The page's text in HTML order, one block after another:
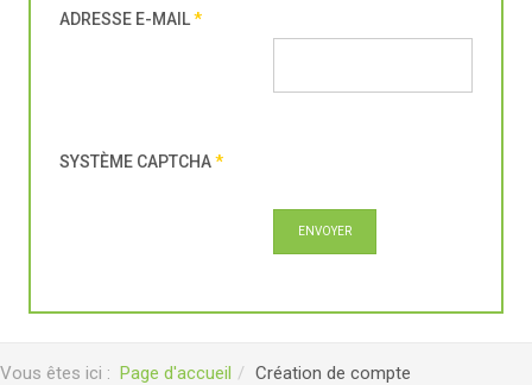
ADRESSE E-MAIL*
SYSTÈME CAPTCHA*
ENVOYER
Vous êtes ici : Page d'accueil Création de compte